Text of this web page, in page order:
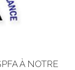
À NOTRE